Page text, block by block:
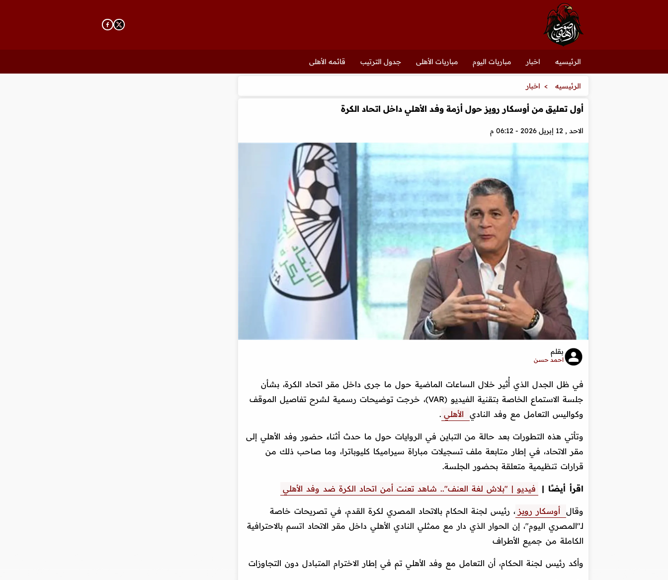
الرئيسيه اخبار مباريات اليوم مباريات الأهلى جدول الترتيب قائمه الأهلى
الرئيسيه اخبار
أول تعليق من أوسكار رويز حول أزمة وفد الأهلي داخل اتحاد الكرة
الاحد , 12 إبريل 2026 - 06:12 م
بقلم
احمد حسن
في ظل الجدل الذي أُثير خلال الساعات الماضية حول ما جرى داخل مقر اتحاد الكرة، بشأن
جلسة الاستماع الخاصة بتقنية الفيديو (VAR)، خرجت توضيحات رسمية لشرح تفاصيل الموقف
وكواليس التعامل مع وفد النادي
الأهلي .
وتأتي هذه التطورات بعد حالة من التباين في الروايات حول ما حدث أثناء حضور وفد الأهلي إلى
مقر الاتحاد، في إطار متابعة ملف تسجيلات مباراة سيراميكا كليوباترا، وما صاحب ذلك من
قرارات تنظيمية متعلقة بحضور الجلسة.
اقرأ أيضًا | فيديو | "بلاش لغة العنف".. شاهد تعنت أمن اتحاد الكرة ضد وفد الأهلي
وقال أوسكار رويز ، رئيس لجنة الحكام بالاتحاد المصري لكرة القدم، في تصريحات خاصة
لـ"المصري اليوم"، إن الحوار الذي دار مع ممثلي النادي الأهلي داخل مقر الاتحاد اتسم بالاحترافية
الكاملة من جميع الأطراف
وأكد رئيس لجنة الحكام، أن التعامل مع وفد الأهلي تم في إطار الاخترام المتبادل دون التجاوزات